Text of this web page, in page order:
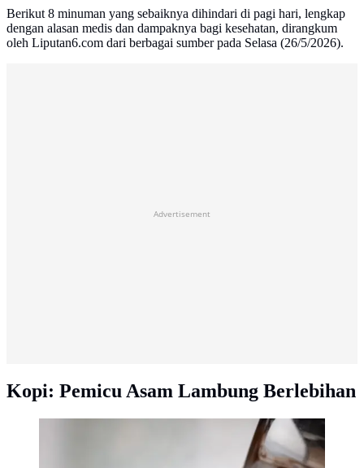
Berikut 8 minuman yang sebaiknya dihindari di pagi hari, lengkap
dengan alasan medis dan dampaknya bagi kesehatan, dirangkum
oleh Liputan6.com dari berbagai sumber pada Selasa (26/5/2026).
Advertisement
Kopi: Pemicu Asam Lambung Berlebihan